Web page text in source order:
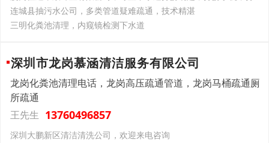
连城县抽污水公司，多类管道疑难疏通，技术精湛
三明化粪池清理，内窥镜检测下水道
深圳市龙岗慕涵清洁服务有限公司
龙岗化粪池清理电话，龙岗高压疏通管道，龙岗马桶疏通厕
所疏通
王先生 13760496857
深圳大鹏新区清洁清洗公司，欢迎来电咨询